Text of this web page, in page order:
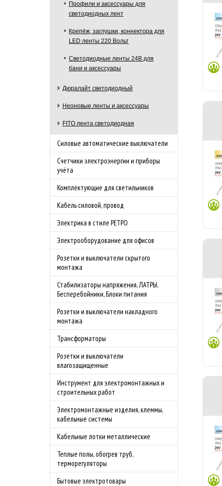
Профили и аксессуары для
светодиодных лент
Крепёж, заглушки, коннектора для
LED ленты 220 Вольт
Светодиодные ленты 24В для
бани и аксессуары
Дюралайт светодиодный
Неоновые ленты и аксессуары
FITO лента светодиодная
Силовые автоматические выключатели
Счетчики электроэнергии и приборы
учёта
Комплектующие для светильников
Кабель силовой, провод
Электрика в стиле РЕТРО
Электрооборудование для офисов
Розетки и выключатели скрытого
монтажа
Стабилизаторы напряжения, ЛАТРЫ,
Бесперебойники, Блоки питания
Розетки и выключатели накладного
монтажа
Трансформаторы
Розетки и выключатели
влагозащищенные
Инструмент для электромонтажных и
строительных работ
Электромонтажные изделия, клеммы,
кабельные системы
Кабельные лотки металлические
Теплые полы, обогрев труб,
терморегуляторы
Бытовые электротовары